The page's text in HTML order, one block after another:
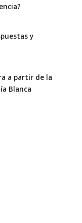
y
a partir de la
Blanca